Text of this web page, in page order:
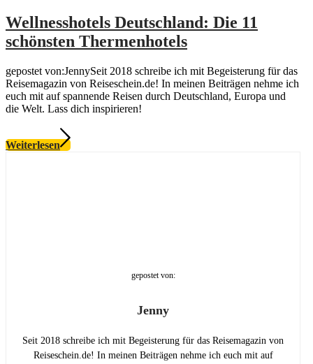
Wellnesshotels Deutschland: Die 11
schönsten Thermenhotels
gepostet von:JennySeit 2018 schreibe ich mit Begeisterung für das
Reisemagazin von Reiseschein.de! In meinen Beiträgen nehme ich
euch mit auf spannende Reisen durch Deutschland, Europa und
die Welt. Lass dich inspirieren!
Weiterlesen
gepostet von:
Jenny
Seit 2018 schreibe ich mit Begeisterung für das Reisemagazin von
Reiseschein.de! In meinen Beiträgen nehme ich euch mit auf